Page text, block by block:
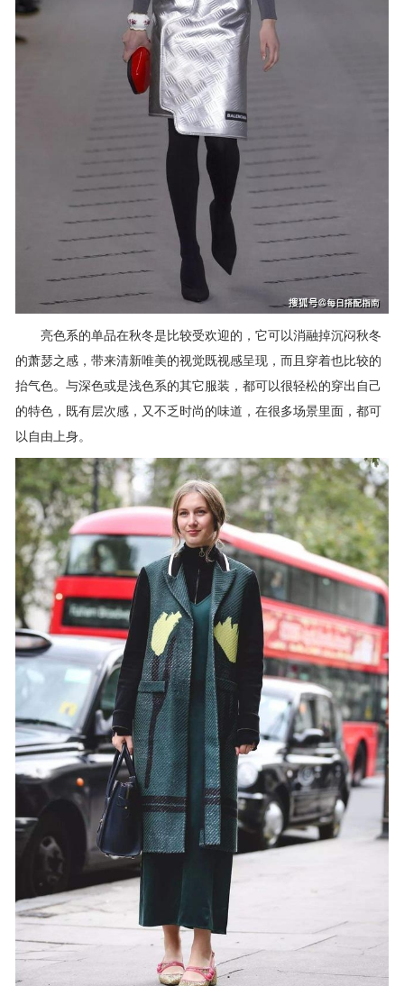
亮色系的单品在秋冬是比较受欢迎的，它可以消融掉沉闷秋冬
的萧瑟之感，带来清新唯美的视觉既视感呈现，而且穿着也比较的
抬气色。与深色或是浅色系的其它服装，都可以很轻松的穿出自己
的特色，既有层次感，又不乏时尚的味道，在很多场景里面，都可
以自由上身。